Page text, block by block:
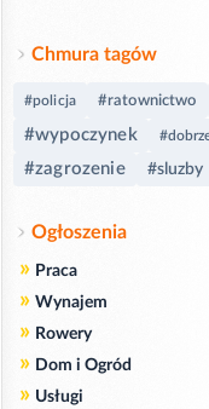
Chmura tagów
#policja #ratownictwo
#wypoczynek
#zagrozenie #sluzby
Ogłoszenia
» Praca
» Wynajem
» Rowery
» Dom i Ogród
» Usługi